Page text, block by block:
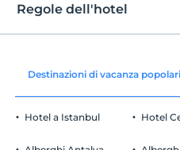
Aree
Regole dell'hotel
registrare
Guardare
L'ultimo 12:00 e prima
animale domestico
Destinazioni di vacanza popolari
Hotel a Istanbul Hotel